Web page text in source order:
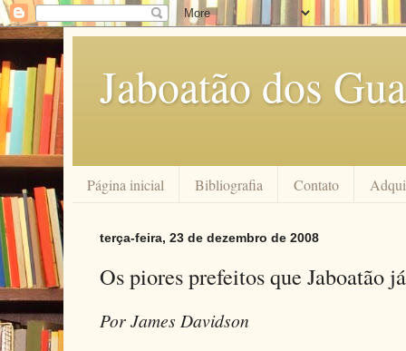
Jaboatão dos
Página inicial Bibliografia Contato
terça-feira, 23 de dezembro de 2008
Os piores prefeitos que Jaboatão
Por James Davidson